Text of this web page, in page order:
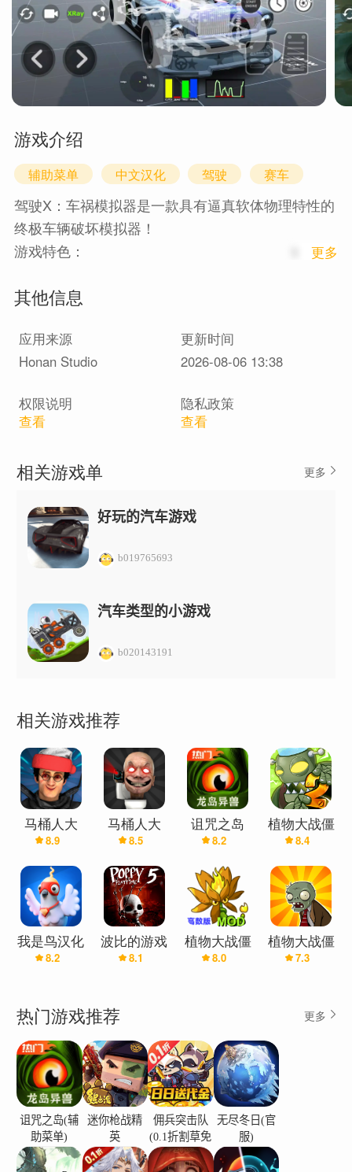
游戏介绍
辅助菜单 中文汉化 驾驶 赛车
驾驶X：车祸模拟器是一款具有逼真软体物理特性的
终极车辆破坏模拟器！
游戏特色：
-软体物理
-开放世界地图
-水和泥模拟
-支持无线控制器
更多
其他信息
应用来源
更新时间
Honan Studio
2026-08-06 13:38
权限说明
查看
隐私政策
查看
相关游戏单 更多
好玩的汽车游戏
b019765693
汽车类型的小游戏
b020143191
相关游戏推荐
马桶人大
战:开放世
界(辅助菜
单)
8.9
马桶人大
战:开放世
界万圣节版
(辅助菜单)
8.5
诅咒之岛
(辅助菜单)
8.2
植物大战僵
尸2(辅助菜
单)
8.4
我是鸟汉化
兼容版(辅
8.2
波比的游戏
时间第五章
8.1
植物大战僵
尸融合版
8.0
植物大战僵
尸(辅助菜
7.3
热门游戏推荐 更多
诅咒之岛(辅
助菜单)
迷你枪战精
英
佣兵突击队
(0.1折割草免
费版)
无尽冬日(官
服)